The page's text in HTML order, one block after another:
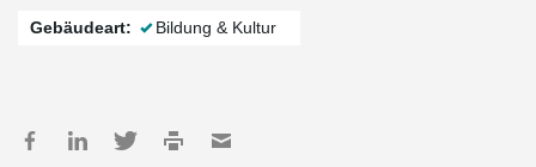
Gebäudeart: Bildung & Kultur